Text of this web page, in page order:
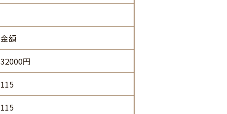
金額
32000円
115
115